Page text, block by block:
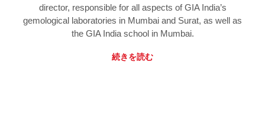
director, responsible for all aspects of GIA India’s
gemological laboratories in Mumbai and Surat, as well as
the GIA India school in Mumbai.
続きを読む